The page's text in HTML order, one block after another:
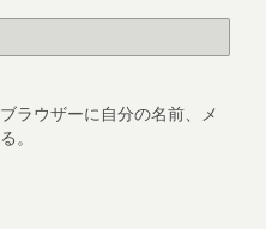
ラウザーに自分の名前、メ
。